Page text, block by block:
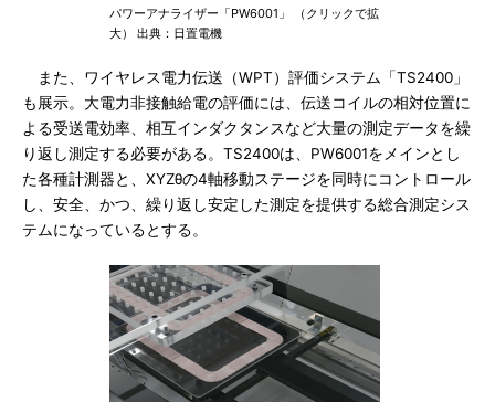
パワーアナライザー「PW6001」 （クリックで拡
大） 出典：日置電機
また、ワイヤレス電力伝送（WPT）評価システム「TS2400」
も展示。大電力非接触給電の評価には、伝送コイルの相対位置に
よる受送電効率、相互インダクタンスなど大量の測定データを繰
り返し測定する必要がある。TS2400は、PW6001をメインとし
た各種計測器と、XYZθの4軸移動ステージを同時にコントロール
し、安全、かつ、繰り返し安定した測定を提供する総合測定シス
テムになっているとする。